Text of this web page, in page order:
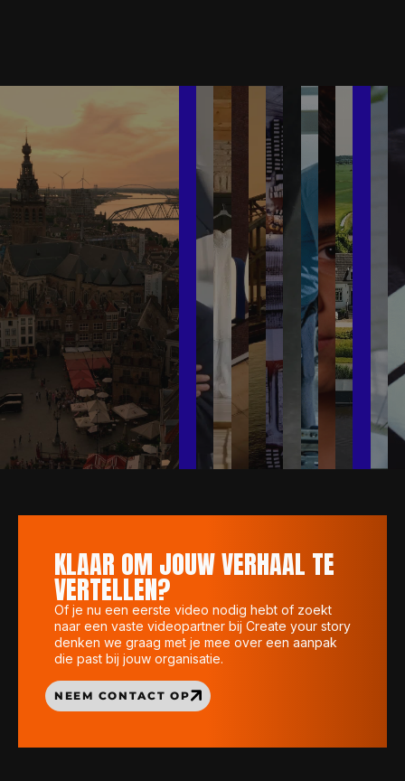
KLAAR OM JOUW VERHAAL TE
VERTELLEN?
Of je nu een eerste video nodig hebt of zoekt
naar een vaste videopartner bij Create your story
denken we graag met je mee over een aanpak
die past bij jouw organisatie.
NEEM CONTACT OP